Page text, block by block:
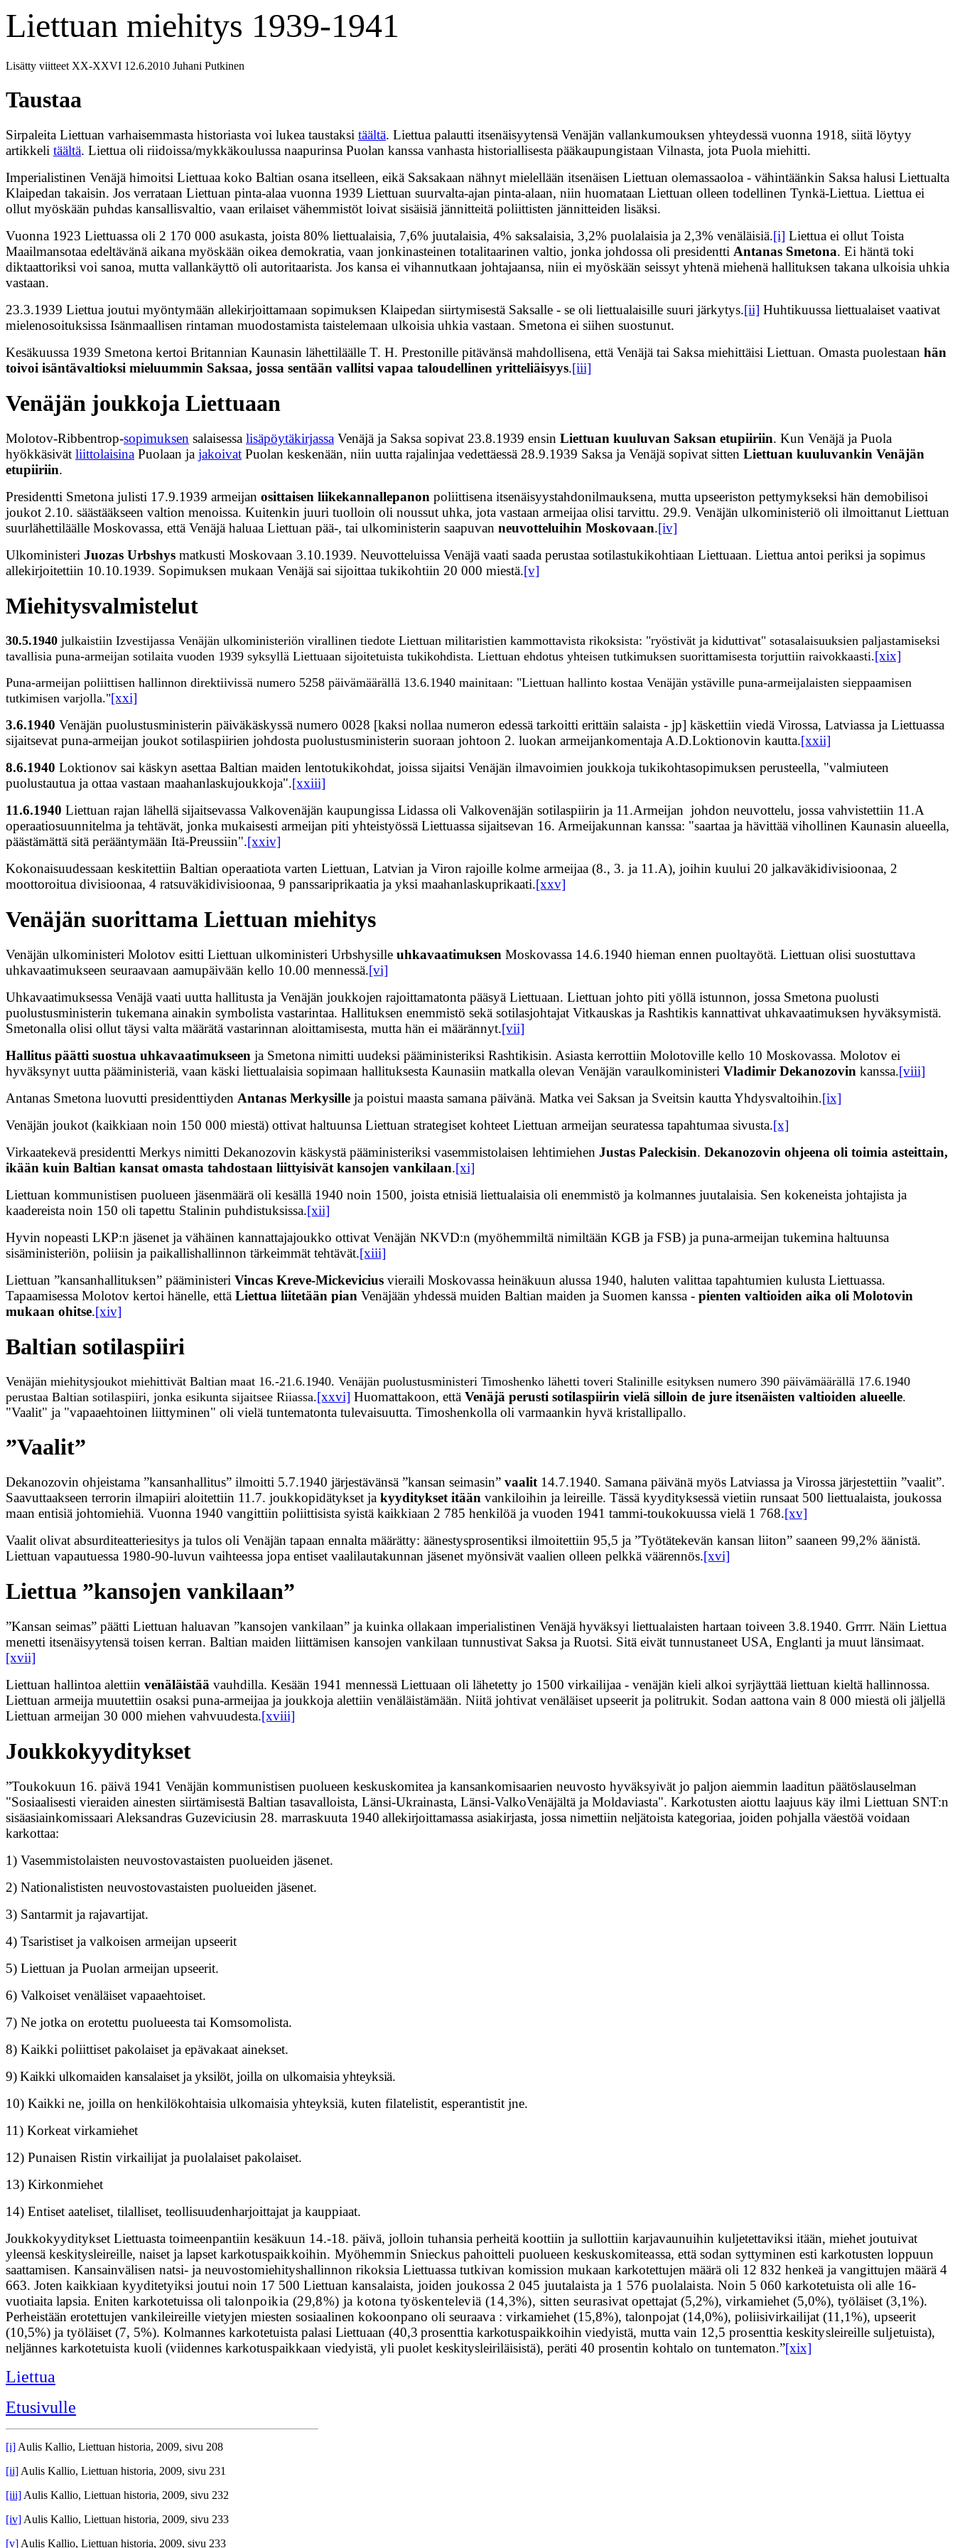
Liettuan miehitys 1939-1941
Lisätty viitteet XX-XXVI 12.6.2010 Juhani Putkinen
Taustaa
Sirpaleita Liettuan varhaisemmasta historiasta voi lukea taustaksi täältä. Liettua palautti itsenäisyytensä Venäjän vallankumouksen yhteydessä vuonna 1918, siitä löytyy
artikkeli täältä. Liettua oli riidoissa/mykkäkoulussa naapurinsa Puolan kanssa vanhasta historiallisesta pääkaupungistaan Vilnasta, jota Puola miehitti.
Imperialistinen Venäjä himoitsi Liettuaa koko Baltian osana itselleen, eikä Saksakaan nähnyt mielellään itsenäisen Liettuan olemassaoloa - vähintäänkin Saksa halusi Liettualta
Klaipedan takaisin. Jos verrataan Liettuan pinta-alaa vuonna 1939 Liettuan suurvalta-ajan pinta-alaan, niin huomataan Liettuan olleen todellinen Tynkä-Liettua. Liettua ei
ollut myöskään puhdas kansallisvaltio, vaan erilaiset vähemmistöt loivat sisäisiä jännitteitä poliittisten jännitteiden lisäksi.
Vuonna 1923 Liettuassa oli 2 170 000 asukasta, joista 80% liettualaisia, 7,6% juutalaisia, 4% saksalaisia, 3,2% puolalaisia ja 2,3% venäläisiä.[i] Liettua ei ollut Toista
Maailmansotaa edeltävänä aikana myöskään oikea demokratia, vaan jonkinasteinen totalitaarinen valtio, jonka johdossa oli presidentti Antanas Smetona. Ei häntä toki
diktaattoriksi voi sanoa, mutta vallankäyttö oli autoritaarista. Jos kansa ei vihannutkaan johtajaansa, niin ei myöskään seissyt yhtenä miehenä hallituksen takana ulkoisia uhkia
vastaan.
23.3.1939 Liettua joutui myöntymään allekirjoittamaan sopimuksen Klaipedan siirtymisestä Saksalle - se oli liettualaisille suuri järkytys.[ii] Huhtikuussa liettualaiset vaativat
mielenosoituksissa Isänmaallisen rintaman muodostamista taistelemaan ulkoisia uhkia vastaan. Smetona ei siihen suostunut.
Kesäkuussa 1939 Smetona kertoi Britannian Kaunasin lähettiläälle T. H. Prestonille pitävänsä mahdollisena, että Venäjä tai Saksa miehittäisi Liettuan. Omasta puolestaan hän
toivoi isäntävaltioksi mieluummin Saksaa, jossa sentään vallitsi vapaa taloudellinen yritteliäisyys.[iii]
Venäjän joukkoja Liettuaan
Molotov-Ribbentrop-sopimuksen salaisessa lisäpöytäkirjassa Venäjä ja Saksa sopivat 23.8.1939 ensin Liettuan kuuluvan Saksan etupiiriin. Kun Venäjä ja Puola
hyökkäsivät liittolaisina Puolaan ja jakoivat Puolan keskenään, niin uutta rajalinjaa vedettäessä 28.9.1939 Saksa ja Venäjä sopivat sitten Liettuan kuuluvankin Venäjän
etupiiriin.
Presidentti Smetona julisti 17.9.1939 armeijan osittaisen liikekannallepanon poliittisena itsenäisyystahdonilmauksena, mutta upseeriston pettymykseksi hän demobilisoi
joukot 2.10. säästääkseen valtion menoissa. Kuitenkin juuri tuolloin oli noussut uhka, jota vastaan armeijaa olisi tarvittu. 29.9. Venäjän ulkoministeriö oli ilmoittanut Liettuan
suurlähettiläälle Moskovassa, että Venäjä haluaa Liettuan pää-, tai ulkoministerin saapuvan neuvotteluihin Moskovaan.[iv]
Ulkoministeri Juozas Urbshys matkusti Moskovaan 3.10.1939. Neuvotteluissa Venäjä vaati saada perustaa sotilastukikohtiaan Liettuaan. Liettua antoi periksi ja sopimus
allekirjoitettiin 10.10.1939. Sopimuksen mukaan Venäjä sai sijoittaa tukikohtiin 20 000 miestä.[v]
Miehitysvalmistelut
30.5.1940 julkaistiin Izvestijassa Venäjän ulkoministeriön virallinen tiedote Liettuan militaristien kammottavista rikoksista: "ryöstivät ja kiduttivat" sotasalaisuuksien paljastamiseksi
tavallisia puna-armeijan sotilaita vuoden 1939 syksyllä Liettuaan sijoitetuista tukikohdista. Liettuan ehdotus yhteisen tutkimuksen suorittamisesta torjuttiin raivokkaasti.[xix]
Puna-armeijan poliittisen hallinnon direktiivissä numero 5258 päivämäärällä 13.6.1940 mainitaan: "Liettuan hallinto kostaa Venäjän ystäville puna-armeijalaisten sieppaamisen
tutkimisen varjolla."[xxi]
3.6.1940 Venäjän puolustusministerin päiväkäskyssä numero 0028 [kaksi nollaa numeron edessä tarkoitti erittäin salaista - jp] käskettiin viedä Virossa, Latviassa ja Liettuassa
sijaitsevat puna-armeijan joukot sotilaspiirien johdosta puolustusministerin suoraan johtoon 2. luokan armeijankomentaja A.D.Loktionovin kautta.[xxii]
8.6.1940 Loktionov sai käskyn asettaa Baltian maiden lentotukikohdat, joissa sijaitsi Venäjän ilmavoimien joukkoja tukikohtasopimuksen perusteella, "valmiuteen
puolustautua ja ottaa vastaan maahanlaskujoukkoja".[xxiii]
11.6.1940 Liettuan rajan lähellä sijaitsevassa Valkovenäjän kaupungissa Lidassa oli Valkovenäjän sotilaspiirin ja 11.Armeijan johdon neuvottelu, jossa vahvistettiin 11.A
operaatiosuunnitelma ja tehtävät, jonka mukaisesti armeijan piti yhteistyössä Liettuassa sijaitsevan 16. Armeijakunnan kanssa: "saartaa ja hävittää vihollinen Kaunasin alueella,
päästämättä sitä perääntymään Itä-Preussiin".[xxiv]
Kokonaisuudessaan keskitettiin Baltian operaatiota varten Liettuan, Latvian ja Viron rajoille kolme armeijaa (8., 3. ja 11.A), joihin kuului 20 jalkaväkidivisioonaa, 2
moottoroitua divisioonaa, 4 ratsuväkidivisioonaa, 9 panssariprikaatia ja yksi maahanlaskuprikaati.[xxv]
Venäjän suorittama Liettuan miehitys
Venäjän ulkoministeri Molotov esitti Liettuan ulkoministeri Urbshysille uhkavaatimuksen Moskovassa 14.6.1940 hieman ennen puoltayötä. Liettuan olisi suostuttava
uhkavaatimukseen seuraavaan aamupäivään kello 10.00 mennessä.[vi]
Uhkavaatimuksessa Venäjä vaati uutta hallitusta ja Venäjän joukkojen rajoittamatonta pääsyä Liettuaan. Liettuan johto piti yöllä istunnon, jossa Smetona puolusti
puolustusministerin tukemana ainakin symbolista vastarintaa. Hallituksen enemmistö sekä sotilasjohtajat Vitkauskas ja Rashtikis kannattivat uhkavaatimuksen hyväksymistä.
Smetonalla olisi ollut täysi valta määrätä vastarinnan aloittamisesta, mutta hän ei määrännyt.[vii]
Hallitus päätti suostua uhkavaatimukseen ja Smetona nimitti uudeksi pääministeriksi Rashtikisin. Asiasta kerrottiin Molotoville kello 10 Moskovassa. Molotov ei
hyväksynyt uutta pääministeriä, vaan käski liettualaisia sopimaan hallituksesta Kaunasiin matkalla olevan Venäjän varaulkoministeri Vladimir Dekanozovin kanssa.[viii]
Antanas Smetona luovutti presidenttiyden Antanas Merkysille ja poistui maasta samana päivänä. Matka vei Saksan ja Sveitsin kautta Yhdysvaltoihin.[ix]
Venäjän joukot (kaikkiaan noin 150 000 miestä) ottivat haltuunsa Liettuan strategiset kohteet Liettuan armeijan seuratessa tapahtumaa sivusta.[x]
Virkaatekevä presidentti Merkys nimitti Dekanozovin käskystä pääministeriksi vasemmistolaisen lehtimiehen Justas Paleckisin. Dekanozovin ohjeena oli toimia asteittain,
ikään kuin Baltian kansat omasta tahdostaan liittyisivät kansojen vankilaan.[xi]
Liettuan kommunistisen puolueen jäsenmäärä oli kesällä 1940 noin 1500, joista etnisiä liettualaisia oli enemmistö ja kolmannes juutalaisia. Sen kokeneista johtajista ja
kaadereista noin 150 oli tapettu Stalinin puhdistuksissa.[xii]
Hyvin nopeasti LKP:n jäsenet ja vähäinen kannattajajoukko ottivat Venäjän NKVD:n (myöhemmiltä nimiltään KGB ja FSB) ja puna-armeijan tukemina haltuunsa
sisäministeriön, poliisin ja paikallishallinnon tärkeimmät tehtävät.[xiii]
Liettuan ”kansanhallituksen” pääministeri Vincas Kreve-Mickevicius vieraili Moskovassa heinäkuun alussa 1940, haluten valittaa tapahtumien kulusta Liettuassa.
Tapaamisessa Molotov kertoi hänelle, että Liettua liitetään pian Venäjään yhdessä muiden Baltian maiden ja Suomen kanssa - pienten valtioiden aika oli Molotovin
mukaan ohitse.[xiv]
Baltian sotilaspiiri
Venäjän miehitysjoukot miehittivät Baltian maat 16.-21.6.1940. Venäjän puolustusministeri Timoshenko lähetti toveri Stalinille esityksen numero 390 päivämäärällä 17.6.1940
perustaa Baltian sotilaspiiri, jonka esikunta sijaitsee Riiassa.[xxvi] Huomattakoon, että Venäjä perusti sotilaspiirin vielä silloin de jure itsenäisten valtioiden alueelle.
"Vaalit" ja "vapaaehtoinen liittyminen" oli vielä tuntematonta tulevaisuutta. Timoshenkolla oli varmaankin hyvä kristallipallo.
”Vaalit”
Dekanozovin ohjeistama ”kansanhallitus” ilmoitti 5.7.1940 järjestävänsä ”kansan seimasin” vaalit14.7.1940. Samana päivänä myös Latviassa ja Virossa järjestettiin ”vaalit”.
Saavuttaakseen terrorin ilmapiiri aloitettiin 11.7. joukkopidätykset ja kyyditykset itään vankiloihin ja leireille. Tässä kyydityksessä vietiin runsaat 500 liettualaista, joukossa
maan entisiä johtomiehiä. Vuonna 1940 vangittiin poliittisista syistä kaikkiaan 2 785 henkilöä ja vuoden 1941 tammi-toukokuussa vielä 1 768.[xv]
Vaalit olivat absurditeatteriesitys ja tulos oli Venäjän tapaan ennalta määrätty: äänestysprosentiksi ilmoitettiin 95,5 ja ”Työtätekevän kansan liiton” saaneen 99,2% äänistä.
Liettuan vapautuessa 1980-90-luvun vaihteessa jopa entiset vaalilautakunnan jäsenet myönsivät vaalien olleen pelkkä väärennös.[xvi]
Liettua ”kansojen vankilaan”
”Kansan seimas” päätti Liettuan haluavan ”kansojen vankilaan” ja kuinka ollakaan imperialistinen Venäjä hyväksyi liettualaisten hartaan toiveen 3.8.1940. Grrrr. Näin Liettua
menetti itsenäisyytensä toisen kerran. Baltian maiden liittämisen kansojen vankilaan tunnustivat Saksa ja Ruotsi. Sitä eivät tunnustaneet USA, Englanti ja muut länsimaat.
[xvii]
Liettuan hallintoa alettiin venäläistää vauhdilla. Kesään 1941 mennessä Liettuaan oli lähetetty jo 1500 virkailijaa - venäjän kieli alkoi syrjäyttää liettuan kieltä hallinnossa.
Liettuan armeija muutettiin osaksi puna-armeijaa ja joukkoja alettiin venäläistämään. Niitä johtivat venäläiset upseerit ja politrukit. Sodan aattona vain 8 000 miestä oli jäljellä
Liettuan armeijan 30 000 miehen vahvuudesta.[xviii]
Joukkokyyditykset
”Toukokuun 16. päivä 1941 Venäjän kommunistisen puolueen keskuskomitea ja kansankomisaarien neuvosto hyväksyivät jo paljon aiemmin laaditun päätöslauselman
"Sosiaalisesti vieraiden aines­ten siirtämisestä Baltian tasavalloista, Länsi-Ukrainasta, Länsi-Valko­Venäjältä ja Moldaviasta". Karkotusten aiottu laajuus käy ilmi Liettuan SNT:n
sisäasiainkomissaari Aleksandras Guzeviciusin 28. marraskuuta 1940 allekirjoittamassa asiakirjasta, jossa nimettiin neljätoista kategoriaa, joiden pohjalla väestöä voidaan
karkottaa:
1) Vasemmistolaisten neuvostovastaisten puolueiden jäsenet.
2) Nationalististen neuvostovastaisten puolueiden jäsenet.
3) Santarmit ja rajavartijat.
4) Tsaristiset ja valkoisen armeijan upseerit
5) Liettuan ja Puolan armeijan upseerit.
6) Valkoiset venäläiset vapaaehtoiset.
7) Ne jotka on erotettu puolueesta tai Komsomolista.
8) Kaikki poliittiset pakolaiset ja epävakaat ainekset.
9) Kaikki ulkomaiden kansalaiset ja yksilöt, joilla on ulkomaisia yhteyksiä.
10) Kaikki ne, joilla on henkilökohtaisia ulkomaisia yhteyksiä, kuten filatelistit, esperantistit jne.
11) Korkeat virkamiehet
12) Punaisen Ristin virkailijat ja puolalaiset pakolaiset.
13) Kirkonmiehet
14) Entiset aateliset, tilalliset, teollisuudenharjoittajat ja kauppiaat.
Joukkokyyditykset Liettuasta toimeenpantiin kesäkuun 14.-18. päivä, jol­loin tuhansia perheitä koottiin ja sullottiin karjavaunuihin kuljetettaviksi itään, miehet joutuivat
yleensä keskitysleireille, naiset ja lapset karkotus­paikkoihin. Myöhemmin Snieckus pahoitteli puolueen keskuskomiteas­sa, että sodan syttyminen esti karkotusten loppuun
saattamisen. Kansain­välisen natsi- ja neuvostomiehityshallinnon rikoksia Liettuassa tutkivan komission mukaan karkotettujen määrä oli 12 832 henkeä ja vangittujen määrä 4
663. Joten kaikkiaan kyyditetyiksi joutui noin 17 500 Liettuan kansalaista, joiden joukossa 2 045 juutalaista ja 1 576 puolalaista. Noin 5 060 karkotetuista oli alle 16-
vuotiaita lapsia. Eniten karkotetuissa oli talonpoikia (29,8%) ja kotona työskenteleviä (14,3%), sitten seurasi­vat opettajat (5,2%), virkamiehet (5,0%), työläiset (3,1%).
Perheistään erotettujen vankileireille vietyjen miesten sosiaalinen kokoonpano oli seuraava : virkamiehet (15,8%), talonpojat (14,0%), poliisivirkailijat (11,1%), upseerit
(10,5%) ja työläiset (7, 5%). Kolmannes karkotetuista palasi Liettuaan (40,3 prosenttia karkotuspaikkoihin viedyistä, mutta vain 12,5 prosenttia keskitysleireille suljetuista),
neljännes karkotetuista kuo­li (viidennes karkotuspaikkaan viedyistä, yli puolet keskitysleiriläisistä), peräti 40 prosentin kohtalo on tuntematon.”[xix]
Liettua
Etusivulle
[i] Aulis Kallio, Liettuan historia, 2009, sivu 208
[ii] Aulis Kallio, Liettuan historia, 2009, sivu 231
[iii] Aulis Kallio, Liettuan historia, 2009, sivu 232
[iv] Aulis Kallio, Liettuan historia, 2009, sivu 233
[v] Aulis Kallio, Liettuan historia, 2009, sivu 233